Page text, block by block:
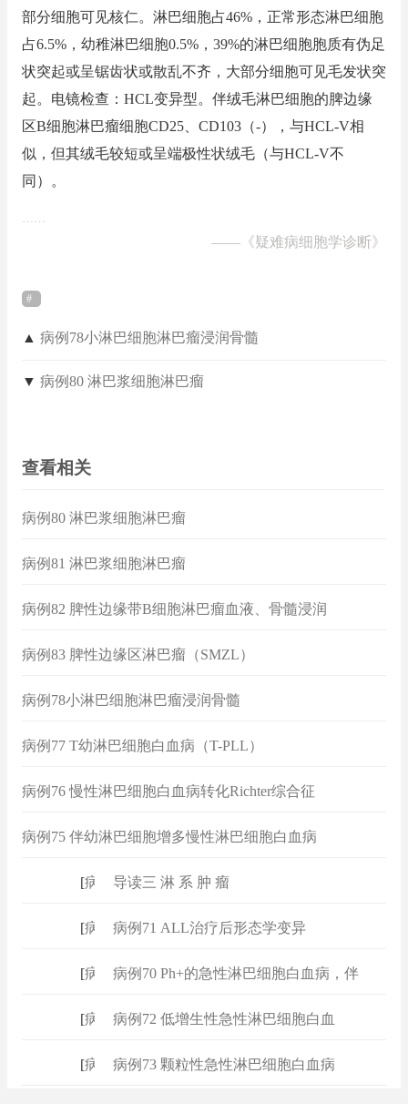
部分细胞可见核仁。淋巴细胞占46%，正常形态淋巴细胞
占6.5%，幼稚淋巴细胞0.5%，39%的淋巴细胞胞质有伪足
状突起或呈锯齿状或散乱不齐，大部分细胞可见毛发状突
起。电镜检查：HCL变异型。伴绒毛淋巴细胞的脾边缘
区B细胞淋巴瘤细胞CD25、CD103（-），与HCL-V相
似，但其绒毛较短或呈端极性状绒毛（与HCL-V不
同）。
……
—— 《疑难病细胞学诊断》
▲ 病例78小淋巴细胞淋巴瘤浸润骨髓
▼ 病例80 淋巴浆细胞淋巴瘤
查看相关
病例80 淋巴浆细胞淋巴瘤
病例81 淋巴浆细胞淋巴瘤
病例82 脾性边缘带B细胞淋巴瘤血液、骨髓浸润
病例83 脾性边缘区淋巴瘤（SMZL）
病例78小淋巴细胞淋巴瘤浸润骨髓
病例77 T幼淋巴细胞白血病（T-PLL）
病例76 慢性淋巴细胞白血病转化Richter综合征
病例75 伴幼淋巴细胞增多慢性淋巴细胞白血病
病例 导读三 淋 系 肿 瘤
病例 病例71 ALL治疗后形态学变异
病例 病例70 Ph+的急性淋巴细胞白血病，伴
病例 病例72 低增生性急性淋巴细胞白血
病例 病例73 颗粒性急性淋巴细胞白血病